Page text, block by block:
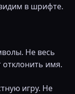
в шрифте.
Не весь
имя.
игру. Не